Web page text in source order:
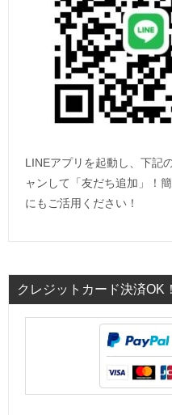
LINEアプリを起動し、下記
ャンして「友だち追加」！
にもご活用ください！
クレジットカード決済OK！